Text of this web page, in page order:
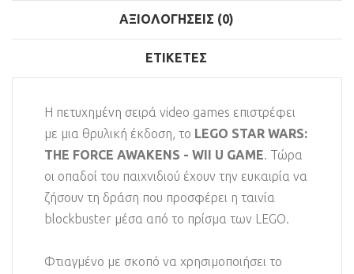
ΑΞΙΟΛΟΓΉΣΕΙΣ (0)
ΕΤΙΚΈΤΕΣ
Η πετυχημένη σειρά video games επιστρέφει
με μια θρυλική έκδοση, το LEGO STAR WARS:
THE FORCE AWAKENS - WII U GAME. Τώρα
οι οπαδοί του παιχνιδιού έχουν την ευκαιρία να
ζήσουν τη δράση που προσφέρει η ταινία
blockbuster μέσα από το πρίσμα των LEGO.
Φτιαγμένο με σκοπό να χρησιμοποιήσει το